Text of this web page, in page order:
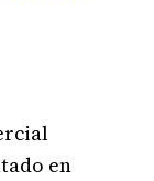
en